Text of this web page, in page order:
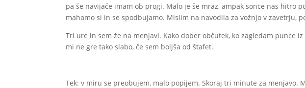
pa še navijače imam ob progi. Malo je še mraz, ampak sonce nas hitro
mahamo si in se spodbujamo. Mislim na navodila za vožnjo v zavetrju,
Tri ure in sem že na menjavi. Kako dober občutek, ko zagledam punce
mi ne gre tako slabo, če sem boljša od štafet.
Tek: v miru se preobujem, malo popijem. Skoraj tri minute za menjavo.